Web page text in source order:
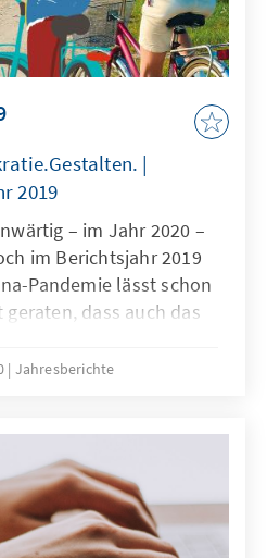
|
2019
– im Jahr 2020 –
im Berichtsjahr 2019
Pandemie lässt schon
dass auch das
Jahresberichte